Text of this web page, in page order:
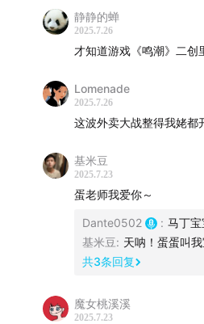
静静的蝉
2025.7.26
才知道游戏《鸣潮》二创
Lomenade
2025.7.26
这波外卖大战整得我姥都
基米豆
2025.7.23
蛋老师我爱你～
Dante0502 : 马丁宝
基米豆: 天呐！蛋蛋叫
共3条回复
魔女桃溪溪
2025.7.23